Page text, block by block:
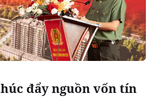
đẩy nguồn vốn tín